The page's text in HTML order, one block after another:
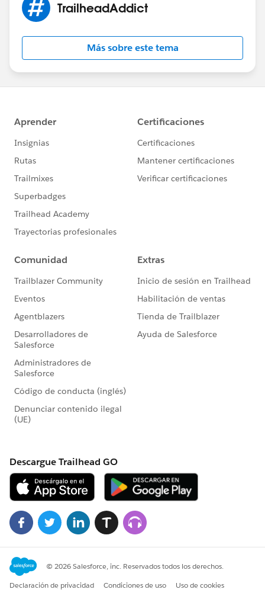
TrailheadAddict
Más sobre este tema